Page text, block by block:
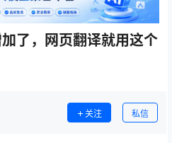
了，网页翻译就用这个
关注 私信